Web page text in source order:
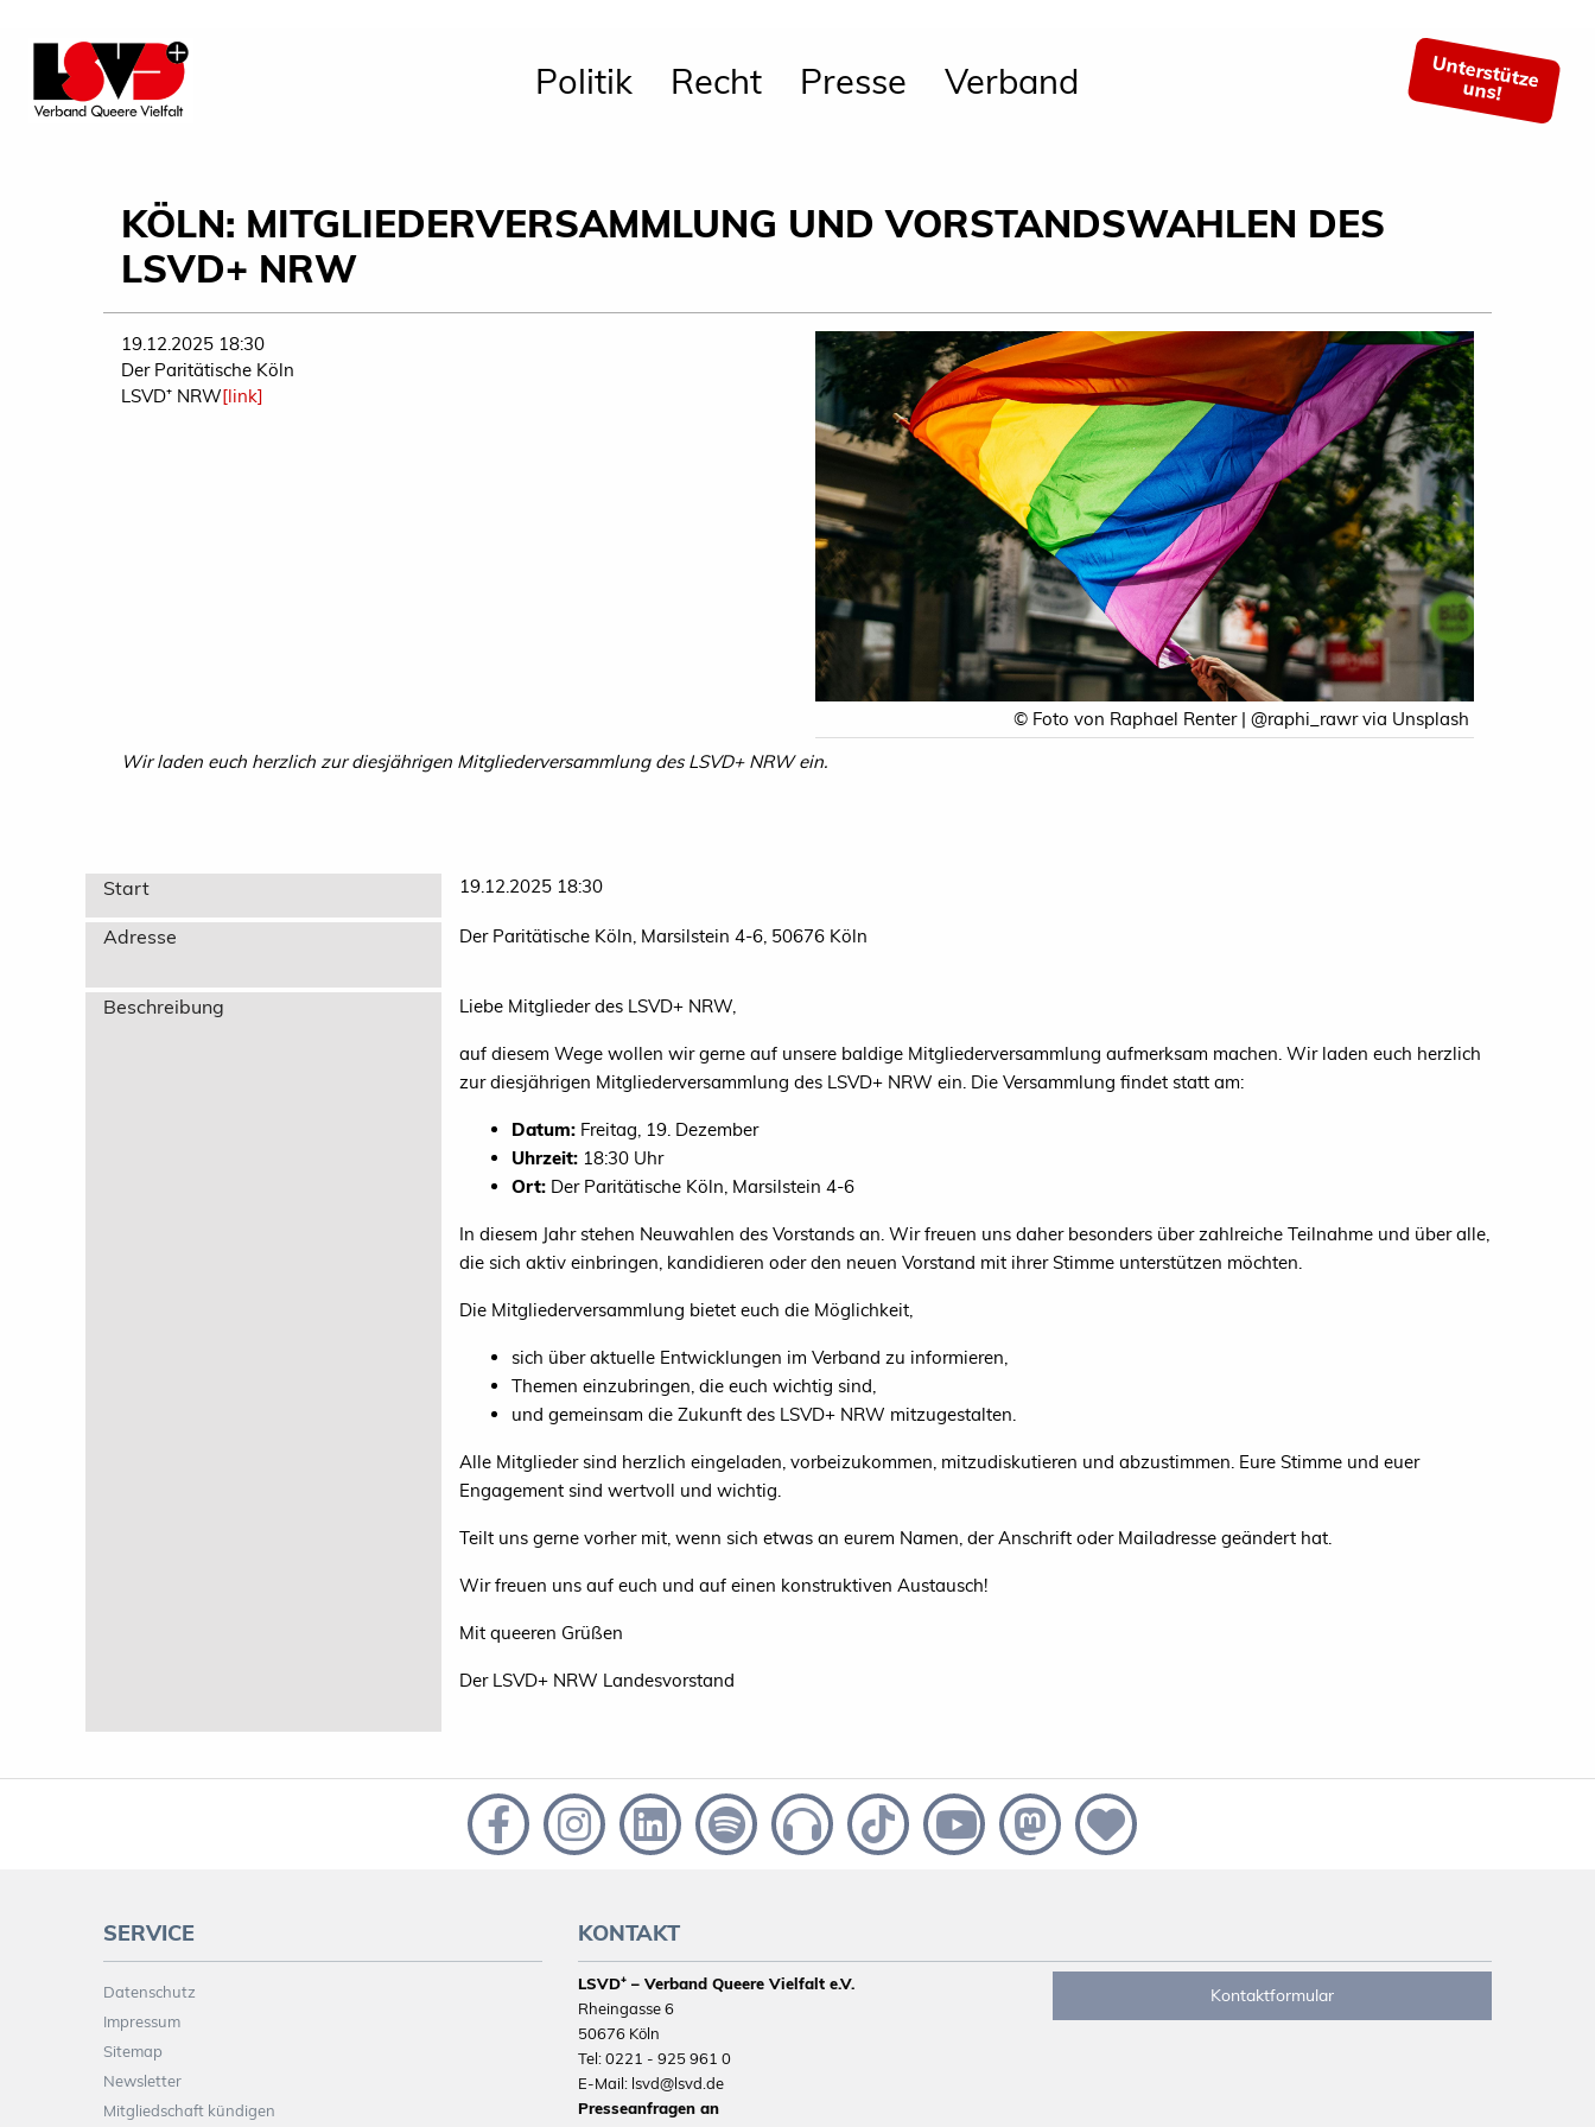
Politik Recht Presse Verband Unterstütze
uns!
KÖLN: MITGLIEDERVERSAMMLUNG UND VORSTANDSWAHLEN DES
LSVD+ NRW
19.12.2025 18:30
Der Paritätische Köln
LSVD⁺ NRW[link]
© Foto von Raphael Renter | @raphi_rawr via Unsplash
Wir laden euch herzlich zur diesjährigen Mitgliederversammlung des LSVD+ NRW ein.
Start 19.12.2025 18:30
Adresse Der Paritätische Köln, Marsilstein 4-6, 50676 Köln
Beschreibung Liebe Mitglieder des LSVD+ NRW,
auf diesem Wege wollen wir gerne auf unsere baldige Mitgliederversammlung aufmerksam machen. Wir laden euch herzlich
zur diesjährigen Mitgliederversammlung des LSVD+ NRW ein. Die Versammlung findet statt am:
Datum: Freitag, 19. Dezember
Uhrzeit: 18:30 Uhr
Ort: Der Paritätische Köln, Marsilstein 4-6
In diesem Jahr stehen Neuwahlen des Vorstands an. Wir freuen uns daher besonders über zahlreiche Teilnahme und über alle,
die sich aktiv einbringen, kandidieren oder den neuen Vorstand mit ihrer Stimme unterstützen möchten.
Die Mitgliederversammlung bietet euch die Möglichkeit,
sich über aktuelle Entwicklungen im Verband zu informieren,
Themen einzubringen, die euch wichtig sind,
und gemeinsam die Zukunft des LSVD+ NRW mitzugestalten.
Alle Mitglieder sind herzlich eingeladen, vorbeizukommen, mitzudiskutieren und abzustimmen. Eure Stimme und euer
Engagement sind wertvoll und wichtig.
Teilt uns gerne vorher mit, wenn sich etwas an eurem Namen, der Anschrift oder Mailadresse geändert hat.
Wir freuen uns auf euch und auf einen konstruktiven Austausch!
Mit queeren Grüßen
Der LSVD+ NRW Landesvorstand
SERVICE
Datenschutz
Impressum
Sitemap
Newsletter
Mitgliedschaft kündigen
KONTAKT
LSVD⁺ – Verband Queere Vielfalt e.V.
Rheingasse 6
50676 Köln
Tel: 0221 - 925 961 0
E-Mail: lsvd@lsvd.de
Presseanfragen an
Kontaktformular